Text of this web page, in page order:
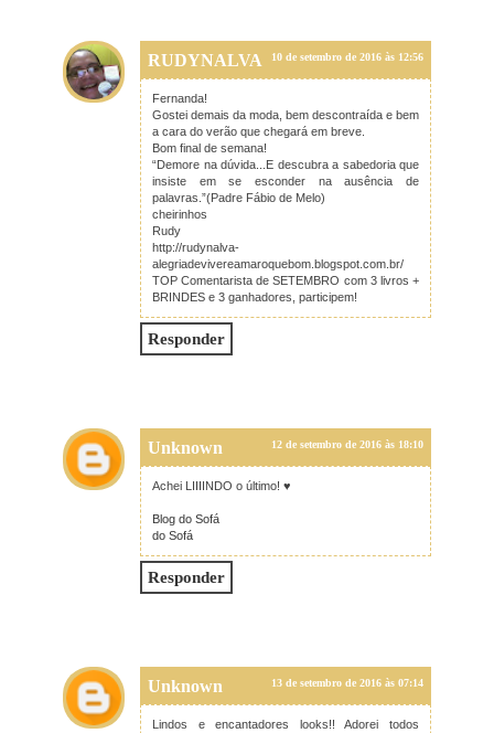
RUDYNALVA 10 de setembro de 2016 às 12:56
Fernanda!
Gostei demais da moda, bem descontraída e bem
a cara do verão que chegará em breve.
Bom final de semana!
“Demore na dúvida...E descubra a sabedoria que
insiste em se esconder na ausência de
palavras.”(Padre Fábio de Melo)
cheirinhos
Rudy
http://rudynalva-
alegriadevivereamaroquebom.blogspot.com.br/
TOP Comentarista de SETEMBRO com 3 livros +
BRINDES e 3 ganhadores, participem!
Responder
Unknown 12 de setembro de 2016 às 18:10
Achei LIIIINDO o último! ♥
Blog do Sofá
do Sofá
Responder
Unknown 13 de setembro de 2016 às 07:14
Lindos e encantadores looks!! Adorei todos